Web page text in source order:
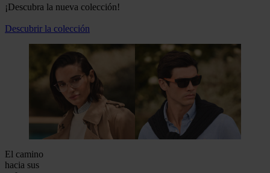
¡Descubra la nueva colección!
Descubrir la colección
El camino
hacia sus